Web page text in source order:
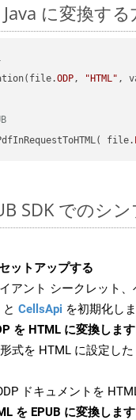
Java に変換す
ODP, "HTML" ,
file.
SDK でのシ
ットアップする
アント シークレット
と CellsApi を初期化し
を HTML に変換します
式を HTML に設定した
ドキュメントを
を EPUB に変換します